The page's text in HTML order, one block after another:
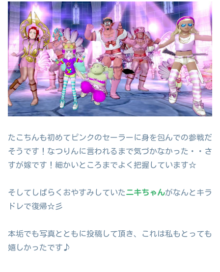
たこちんも初めてピンクのセーラーに身を包んでの参戦だ
そうです！なつりんに言われるまで気づかなかった・・さ
すが嫁です！細かいところまでよく把握しています☆
そしてしばらくおやすみしていたニキちゃんがなんとキラ
ドレで復帰☆彡
本垢でも写真とともに投稿して頂き、これは私もとっても
嬉しかったです♪